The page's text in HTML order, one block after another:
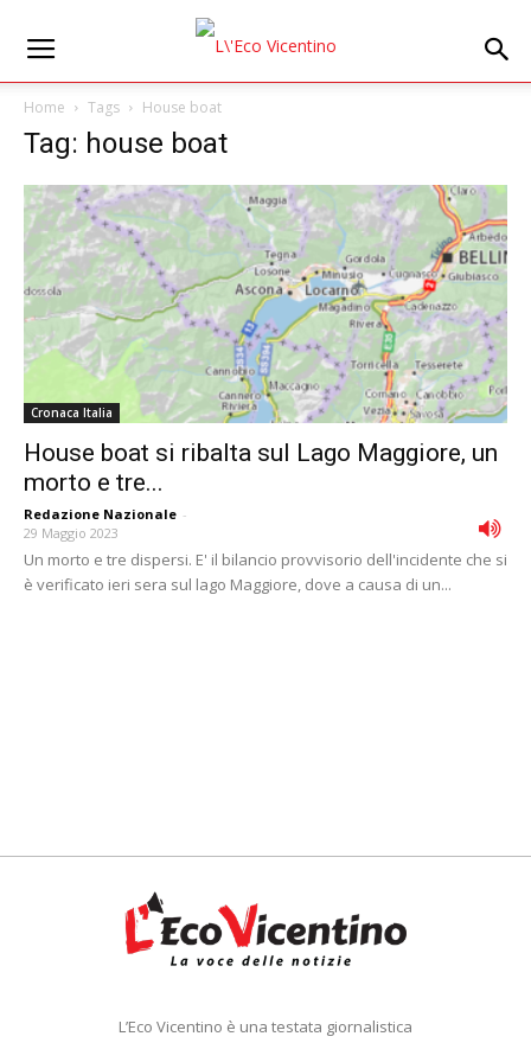
Home Tags House boat
Tag: house boat
Cronaca Italia
House boat si ribalta sul Lago Maggiore, un
morto e tre...
Redazione Nazionale -
29 Maggio 2023
Un morto e tre dispersi. E' il bilancio provvisorio dell'incidente che si
è verificato ieri sera sul lago Maggiore, dove a causa di un...
L’Eco Vicentino è una testata giornalistica